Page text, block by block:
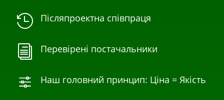
 Післяпроектна співпраця
i Перевірені постачальники
f Наш головний принцип: Ціна = Якість